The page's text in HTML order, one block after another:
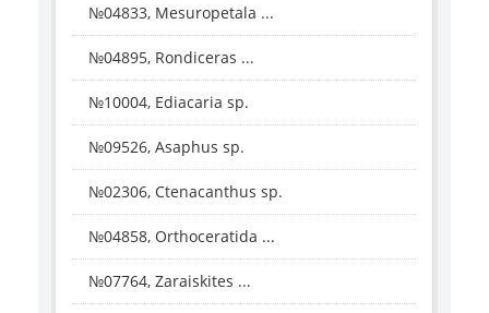
№04833, Mesuropetala ...
№04895, Rondiceras ...
№10004, Ediacaria sp.
№09526, Asaphus sp.
№02306, Ctenacanthus sp.
№04858, Orthoceratida ...
№07764, Zaraiskites ...